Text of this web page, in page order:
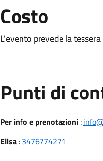
Costo
L'evento prevede la
Punti di
Per info e prenotazioni:
Elisa: 3476774271